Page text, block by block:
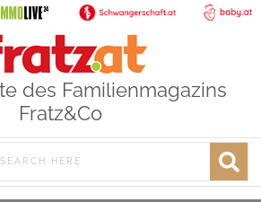
des Familienmagazins
Fratz&Co